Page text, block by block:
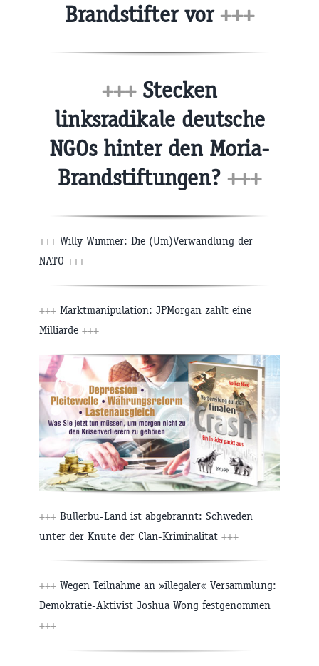
Brandstifter vor+++
+++Stecken
linksradikale deutsche
NGOs hinter den Moria-
Brandstiftungen? +++
+++ Willy Wimmer: Die (Um)Verwandlung der
NATO +++
+++ Marktmanipulation: JPMorgan zahlt eine
Milliarde +++
+++ Bullerbü-Land ist abgebrannt: Schweden
unter der Knute der Clan-Kriminalität +++
+++ Wegen Teilnahme an »illegaler« Versammlung:
Demokratie-Aktivist Joshua Wong festgenommen
+++